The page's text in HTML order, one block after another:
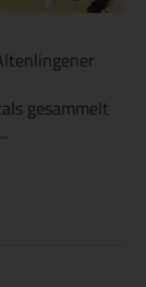
gesammelt